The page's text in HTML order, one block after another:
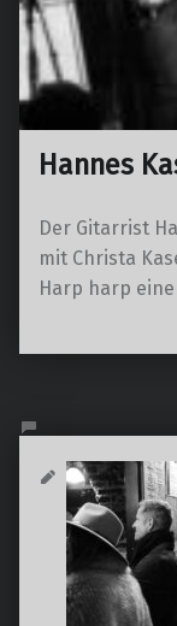
Hannes
Der Gitarrist
mit Christa
Harp harp